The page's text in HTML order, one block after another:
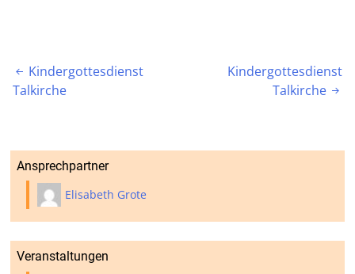
Beitragsnavigation
 Kindergottesdienst
Talkirche
Kindergottesdienst
Talkirche 
Ansprechpartner
Elisabeth Grote
Veranstaltungen